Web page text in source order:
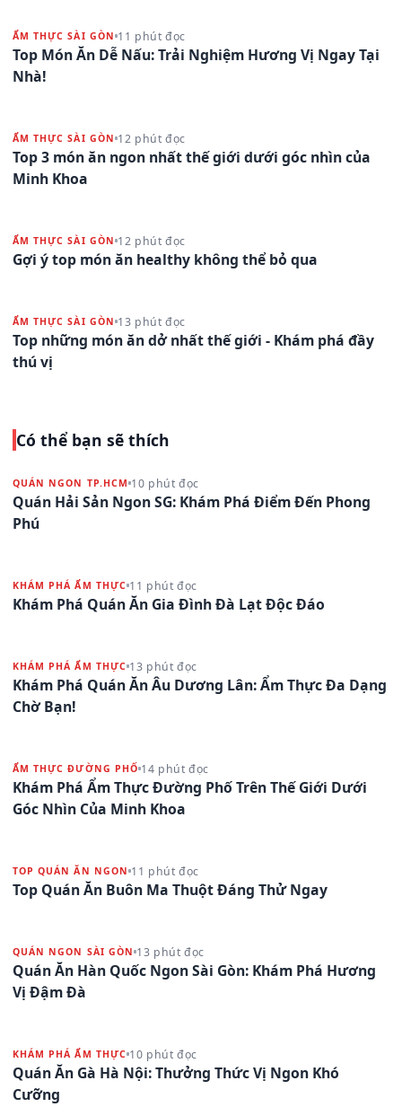
ẨM THỰC SÀI GÒN 11 phút đọc
Top Món Ăn Dễ Nấu: Trải Nghiệm Hương Vị Ngay Tại
Nhà!
ẨM THỰC SÀI GÒN 12 phút đọc
Top 3 món ăn ngon nhất thế giới dưới góc nhìn của
Minh Khoa
ẨM THỰC SÀI GÒN 12 phút đọc
Gợi ý top món ăn healthy không thể bỏ qua
ẨM THỰC SÀI GÒN 13 phút đọc
Top những món ăn dở nhất thế giới - Khám phá đầy
thú vị
Có thể bạn sẽ thích
QUÁN NGON TP.HCM 10 phút đọc
Quán Hải Sản Ngon SG: Khám Phá Điểm Đến Phong
Phú
KHÁM PHÁ ẨM THỰC 11 phút đọc
Khám Phá Quán Ăn Gia Đình Đà Lạt Độc Đáo
KHÁM PHÁ ẨM THỰC 13 phút đọc
Khám Phá Quán Ăn Âu Dương Lân: Ẩm Thực Đa Dạng
Chờ Bạn!
ẨM THỰC ĐƯỜNG PHỐ 14 phút đọc
Khám Phá Ẩm Thực Đường Phố Trên Thế Giới Dưới
Góc Nhìn Của Minh Khoa
TOP QUÁN ĂN NGON 11 phút đọc
Top Quán Ăn Buôn Ma Thuột Đáng Thử Ngay
QUÁN NGON SÀI GÒN 13 phút đọc
Quán Ăn Hàn Quốc Ngon Sài Gòn: Khám Phá Hương
Vị Đậm Đà
KHÁM PHÁ ẨM THỰC 10 phút đọc
Quán Ăn Gà Hà Nội: Thưởng Thức Vị Ngon Khó
Cưỡng